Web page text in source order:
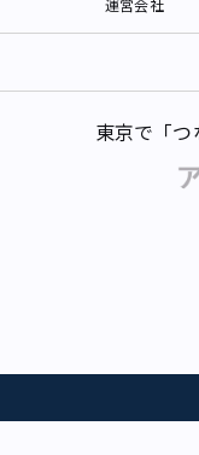
運営会社
東京で「